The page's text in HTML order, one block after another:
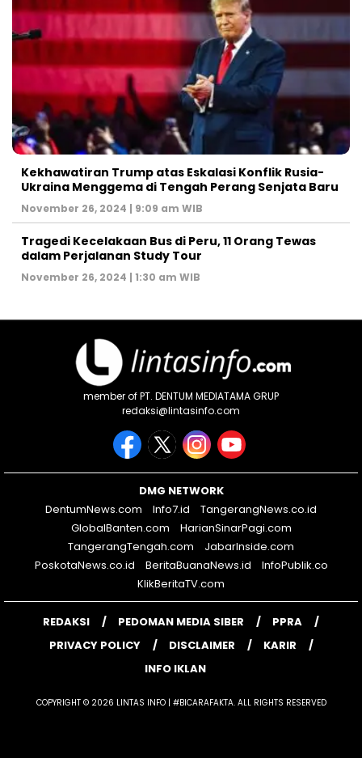
Kekhawatiran Trump atas Eskalasi Konflik Rusia-
Ukraina Menggema di Tengah Perang Senjata Baru
November 26, 2024 | 9:09 am WIB
Tragedi Kecelakaan Bus di Peru, 11 Orang Tewas
dalam Perjalanan Study Tour
November 26, 2024 | 1:30 am WIB
member of PT. DENTUM MEDIATAMA GRUP
redaksi@lintasinfo.com
DMG NETWORK
DentumNews.com
Info7.id
TangerangNews.co.id
GlobalBanten.com
HarianSinarPagi.com
TangerangTengah.com
JabarInside.com
PoskotaNews.co.id
BeritaBuanaNews.id
InfoPublik.co
KlikBeritaTV.com
REDAKSI PEDOMAN MEDIA SIBER
PPRA
PRIVACY POLICY
DISCLAIMER
KARIR
INFO IKLAN
COPYRIGHT © 2026 LINTAS INFO | #BICARAFAKTA. ALL RIGHTS RESERVED